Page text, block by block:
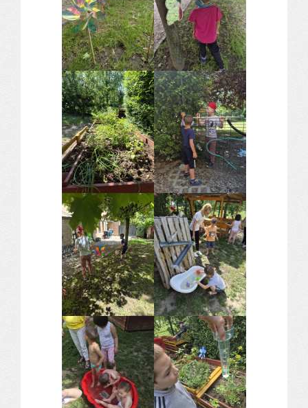
TÁMOP 2.2.7.A-13/1
TÁMOP-3.1.4-12/2
Projektbeszámolók
Egészségnap
Informatika Szakkör
Konfliktuskezelés
Mindennapos testnevelés
Dohányzás-megelőzés
Erdei túra
Komplex közlekedés Baleset megelőzés
Komplex közlekedés Egészségfejlesztés
Nyelvi vetélkedő
Hagyománnyá tehető iskolai rendezvény
TÁMOP-3.1.6-11/2
TÁMOP-3.3.15.
TIOP-1.1.1-12/1
Kutyaterápia
RRF-1.2.4-25-2025-00053
Ökoiskola
Elérhetőségek
Fogadóóra
Tájékoztatás
Állásajánlatok